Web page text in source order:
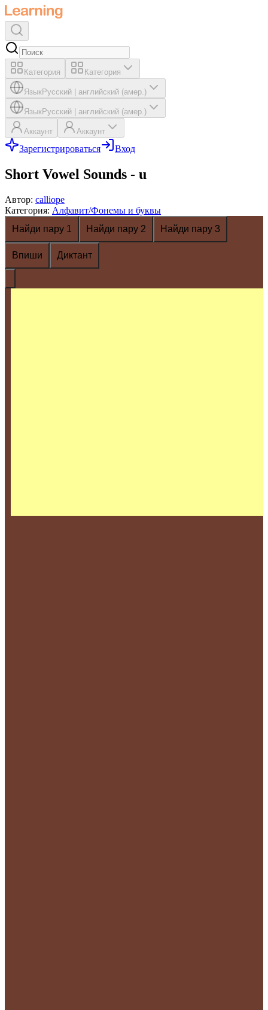
Категория Категория
ЯзыкРусский английский (амер.)
ЯзыкРусский английский (амер.)
Аккаунт Аккаунт
Зарегистрироваться Вход
Short Vowel Sounds - u
Автор: calliope
Категория: Алфавит/Фонемы и буквы
Найди пару 1
Найди пару 2 Найди пару 3
Впиши Диктант